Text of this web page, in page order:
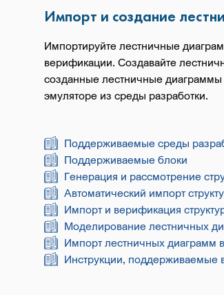
Импорт и создание
Импортируйте лестничные
верификации. Создавайте
созданные лестничные диаграммы
эмуляторе из среды разработки.
Поддерживаемые среды
Поддерживаемые блоки
Генерация и рассмотрение
Автоматический импорт
Импорт и верификация
Моделирование лестничных
Импорт лестничных диаграмм
Инструкции, поддерживаемые